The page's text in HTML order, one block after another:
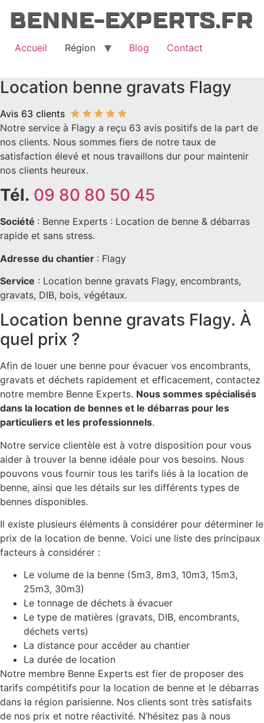
Accueil
Région Blog Contact
Location benne gravats Flagy
Avis 63 clients
Notre service à Flagy a reçu 63 avis positifs de la part de
nos clients. Nous sommes fiers de notre taux de
satisfaction élevé et nous travaillons dur pour maintenir
nos clients heureux.
Tél. 09 80 80 50 45
Société : Benne Experts : Location de benne & débarras
rapide et sans stress.
Adresse du chantier : Flagy
Service : Location benne gravats Flagy, encombrants,
gravats, DIB, bois, végétaux.
Location benne gravats Flagy. À
quel prix ?
Afin de louer une benne pour évacuer vos encombrants,
gravats et déchets rapidement et efficacement, contactez
notre membre Benne Experts. Nous sommes spécialisés
dans la location de bennes et le débarras pour les
particuliers et les professionnels.
Notre service clientèle est à votre disposition pour vous
aider à trouver la benne idéale pour vos besoins. Nous
pouvons vous fournir tous les tarifs liés à la location de
benne, ainsi que les détails sur les différents types de
bennes disponibles.
Il existe plusieurs éléments à considérer pour déterminer le
prix de la location de benne. Voici une liste des principaux
facteurs à considérer :
Le volume de la benne (5m3, 8m3, 10m3, 15m3,
25m3, 30m3)
Le tonnage de déchets à évacuer
Le type de matières (gravats, DIB, encombrants,
déchets verts)
La distance pour accéder au chantier
La durée de location
Notre membre Benne Experts est fier de proposer des
tarifs compétitifs pour la location de benne et le débarras
dans la région parisienne. Nos clients sont très satisfaits
de nos prix et notre réactivité. N’hésitez pas à nous